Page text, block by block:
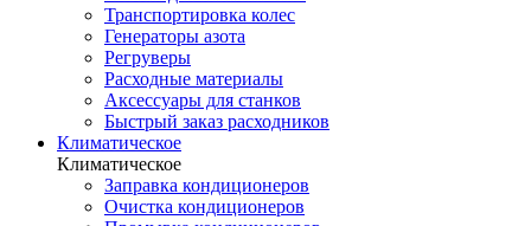
Транспортировка колес
Генераторы азота
Регруверы
Расходные материалы
Аксессуары для станков
Быстрый заказ расходников
Климатическое
Климатическое
Заправка кондиционеров
Очистка кондиционеров